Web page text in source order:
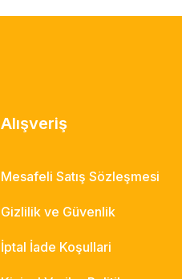
Alışveriş
Mesafeli Satış Sözleşmesi
Gizlilik ve Güvenlik
İptal İade Koşullari